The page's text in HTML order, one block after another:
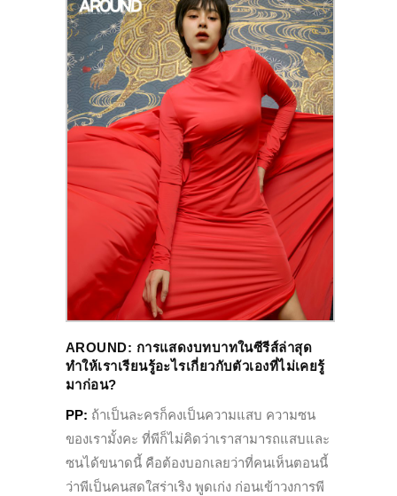
AROUND: การแสดงบทบาทในซีรีส์ล่าสุด
ทำให้เราเรียนรู้อะไรเกี่ยวกับตัวเองที่ไม่เคยรู้
มาก่อน?
PP: ถ้าเป็นละครก็คงเป็นความแสบ ความซน
ของเรามั้งคะ ที่พีก็ไม่คิดว่าเราสามารถแสบและ
ซนได้ขนาดนี้ คือต้องบอกเลยว่าที่คนเห็นตอนนี้
ว่าพีเป็นคนสดใสร่าเริง พูดเก่ง ก่อนเข้าวงการพี